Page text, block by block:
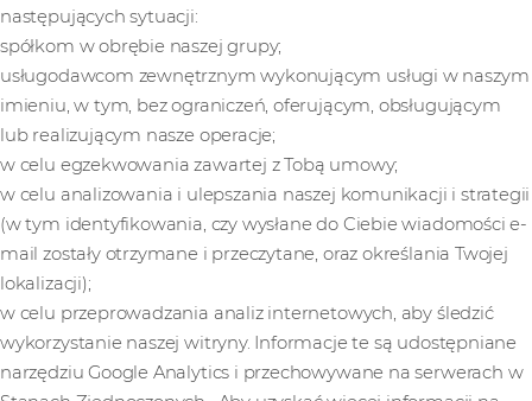
następujących sytuacji:
spółkom w obrębie naszej grupy;
usługodawcom zewnętrznym wykonującym usługi w naszym
imieniu, w tym, bez ograniczeń, oferującym, obsługującym
lub realizującym nasze operacje;
w celu egzekwowania zawartej z Tobą umowy;
w celu analizowania i ulepszania naszej komunikacji i strategii
(w tym identyfikowania, czy wysłane do Ciebie wiadomości e-
mail zostały otrzymane i przeczytane, oraz określania Twojej
lokalizacji);
w celu przeprowadzania analiz internetowych, aby śledzić
wykorzystanie naszej witryny. Informacje te są udostępniane
narzędziu Google Analytics i przechowywane na serwerach w